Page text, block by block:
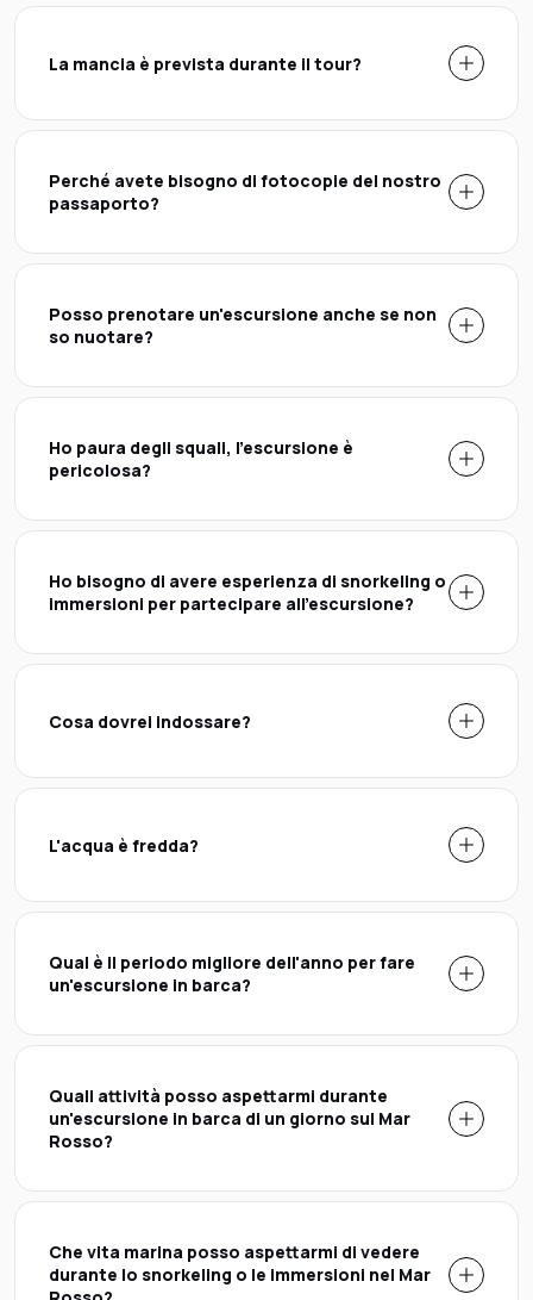
La mancia è prevista durante il tour?
Perché avete bisogno di fotocopie del nostro
passaporto?
Posso prenotare un'escursione anche se non
so nuotare?
Ho paura degli squali, l'escursione è
pericolosa?
Ho bisogno di avere esperienza di snorkeling o
immersioni per partecipare all'escursione?
Cosa dovrei indossare?
L'acqua è fredda?
Qual è il periodo migliore dell'anno per fare
un'escursione in barca?
Quali attività posso aspettarmi durante
un'escursione in barca di un giorno sul Mar
Rosso?
Che vita marina posso aspettarmi di vedere
durante lo snorkeling o le immersioni nel Mar